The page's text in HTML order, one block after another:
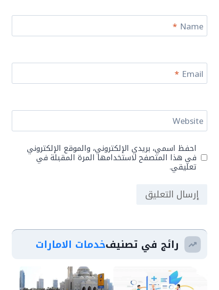
Name
*
Email
*
Website
احفظ اسمي، بريدي الإلكتروني، والموقع الإلكتروني
في هذا المتصفح لاستخدامها المرة المقبلة في
تعليقي.
رائج في تصنيفخدمات الامارات